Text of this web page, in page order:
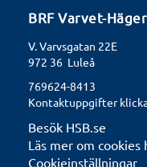
BRF Varvet-
V. Varvsgatan 22E
972 36 Luleå
769624-8413
Kontaktuppgifter
Besök HSB.se
Läs mer om cookies
Cookieinställningar